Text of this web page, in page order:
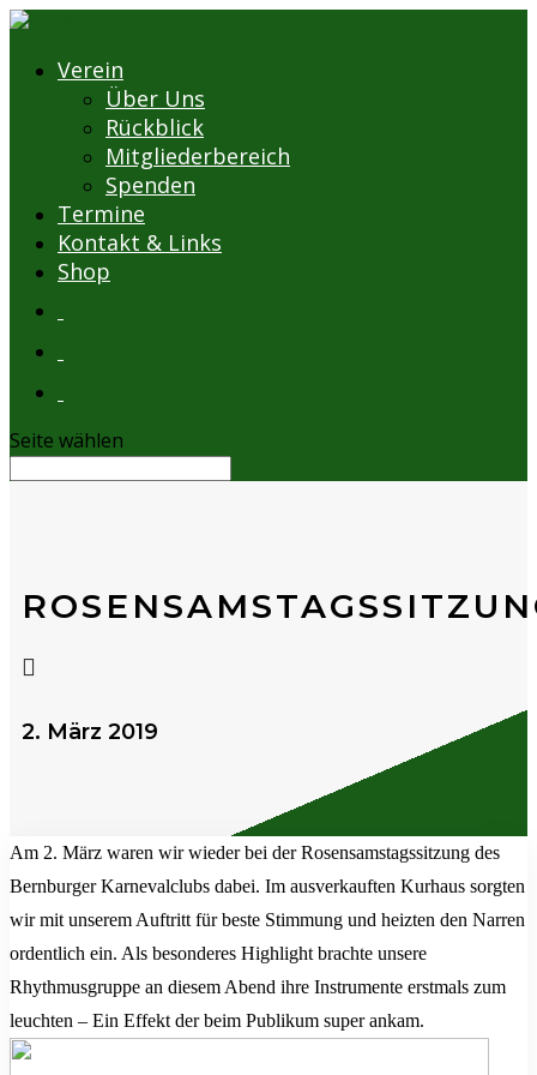
Verein
Über Uns
Rückblick
Mitgliederbereich
Spenden
Termine
Kontakt & Links
Shop
Seite wählen

2. März 2019
Am 2. März waren wir wieder bei der Rosensamstagssitzung des
Bernburger Karnevalclubs dabei. Im ausverkauften Kurhaus sorgten
wir mit unserem Auftritt für beste Stimmung und heizten den Narren
ordentlich ein. Als besonderes Highlight brachte unsere
Rhythmusgruppe an diesem Abend ihre Instrumente erstmals zum
leuchten – Ein Effekt der beim Publikum super ankam.